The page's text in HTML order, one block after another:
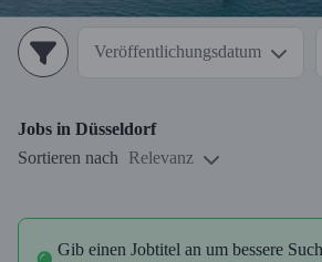
Veröffentlichungsdatum
Jobs in Düsseldorf
Sortieren nach
Relevanz
Gib einen Jobtitel an um bessere